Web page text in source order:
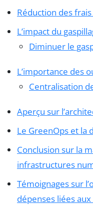
Réduction des
L’impact du
Diminuer le
L’importance des
Centralisation
Aperçu sur
Le GreenOps et la
Conclusion sur la
infrastructures
Témoignages sur
dépenses liées